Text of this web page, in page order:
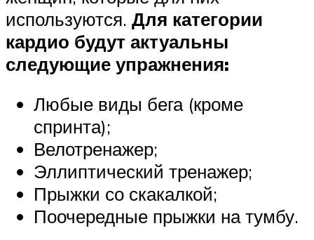
используются. Для категории
кардио будут актуальны
следующие упражнения:
Любые виды бега (кроме
спринта);
Велотренажер;
Эллиптический тренажер;
Прыжки со скакалкой;
Поочередные прыжки на тумбу.